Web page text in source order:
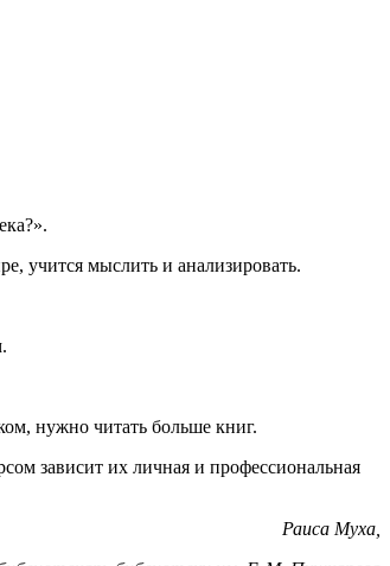
учится мыслить и анализировать.
нужно читать больше книг.
зависит их личная и профессиональная
Раиса Муха,